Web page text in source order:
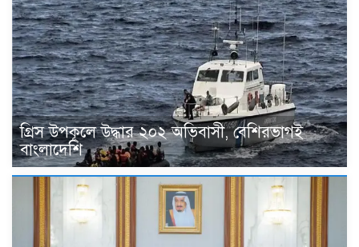
গ্রিস উপকূলে উদ্ধার ২০২ অভিবাসী, বেশিরভাগই
বাংলাদেশি